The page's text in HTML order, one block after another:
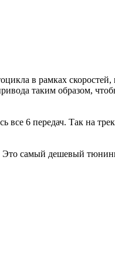
в рамках
таким образом,
6 передач. Так на
Это самый дешевый